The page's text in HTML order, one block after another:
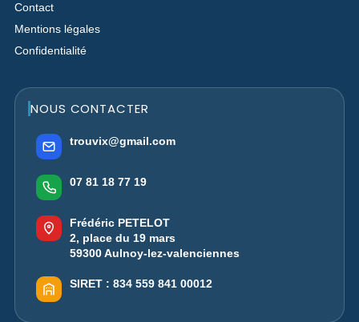
Contact
Mentions légales
Confidentialité
NOUS CONTACTER
trouvix@gmail.com
07 81 18 77 19
Frédéric PETELOT
2, place du 19 mars
59300 Aulnoy-lez-valenciennes
SIRET : 834 559 841 00012